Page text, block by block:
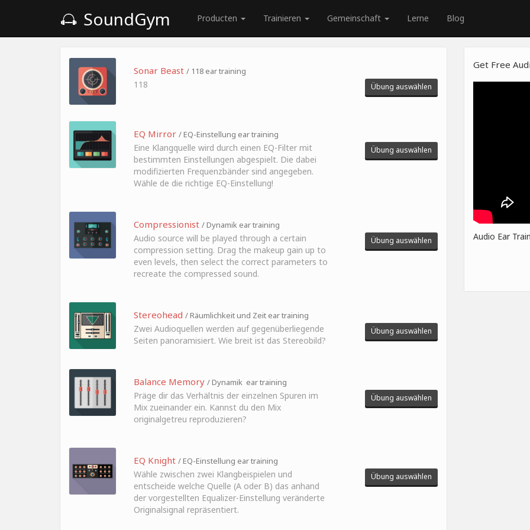
SoundGym Producten Trainieren Gemeinschaft Lerne Blog
Sonar Beast / 118 ear training
118 Übung auswählen
EQ Mirror / EQ-Einstellung ear training
Eine Klangquelle wird durch einen EQ-Filter mit
bestimmten Einstellungen abgespielt. Die dabei
modifizierten Frequenzbänder sind angegeben.
Wähle de die richtige EQ-Einstellung!
Übung auswählen
Compressionist / Dynamik ear training
Audio source will be played through a certain
compression setting. Drag the makeup gain up to
even levels, then select the correct parameters to
recreate the compressed sound.
Übung auswählen
Stereohead / Räumlichkeit und Zeit ear training
Zwei Audioquellen werden auf gegenüberliegende
Seiten panoramisiert. Wie breit ist das Stereobild?
Übung auswählen
Balance Memory / Dynamik ear training
Präge dir das Verhältnis der einzelnen Spuren im
Mix zueinander ein. Kannst du den Mix
originalgetreu reproduzieren?
Übung auswählen
EQ Knight / EQ-Einstellung ear training
Wähle zwischen zwei Klangbeispielen und
entscheide welche Quelle (A oder B) das anhand
der vorgestellten Equalizer-Einstellung veränderte
Originalsignal repräsentiert.
Übung auswählen
Get Free
Audio Ear